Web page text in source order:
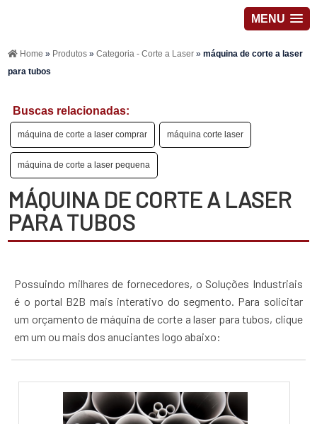
MENU
Home » Produtos»Categoria - Corte a Laser»máquina de corte a laser
para tubos
Buscas relacionadas:
máquina de corte a laser comprar máquina corte laser
máquina de corte a laser pequena
MÁQUINA DE CORTE A LASER
PARA TUBOS
Possuindo milhares de fornecedores, o Soluções Industriais
é o portal B2B mais interativo do segmento. Para solicitar
um orçamento de máquina de corte a laser para tubos, clique
em um ou mais dos anuciantes logo abaixo: